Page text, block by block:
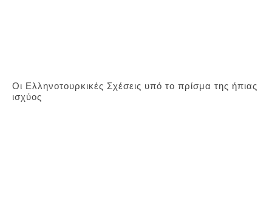
Οι Ελληνοτουρκικές Σχέσεις υπό το πρίσμα της ήπιας
ισχύος